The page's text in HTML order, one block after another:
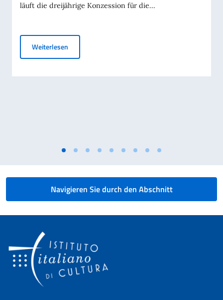
läuft die dreijährige Konzession für die...
Weiterlesen
Navigieren Sie durch den Abschnitt